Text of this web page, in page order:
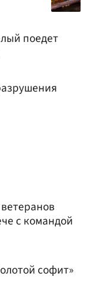
поедет
с командой
софит»